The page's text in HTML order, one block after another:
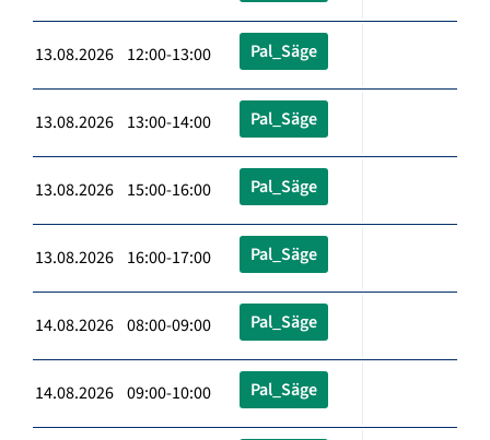
13.08.2026 12:00-13:00 Pal_Säge
13.08.2026 13:00-14:00 Pal_Säge
13.08.2026 15:00-16:00 Pal_Säge
13.08.2026 16:00-17:00 Pal_Säge
14.08.2026 08:00-09:00 Pal_Säge
14.08.2026 09:00-10:00 Pal_Säge